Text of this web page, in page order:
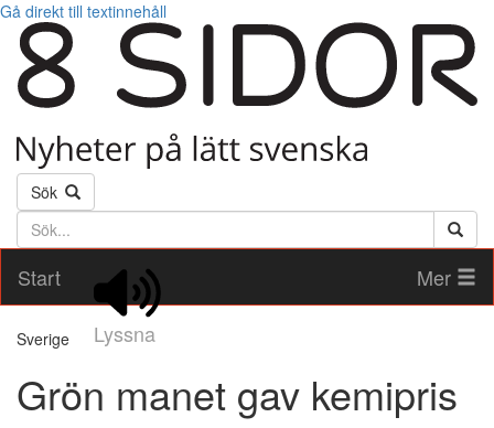
Gå direkt till textinnehåll
Sök
Söktext
Start
Lyssna
Mer
Sverige
Grön manet gav kemipris